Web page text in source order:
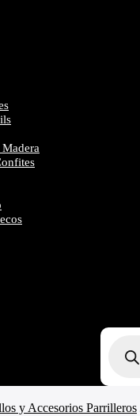
y Accesorios Parrilleros